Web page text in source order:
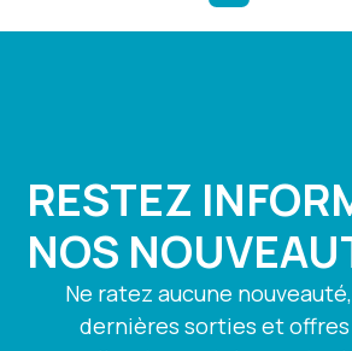
RESTEZ
NOS
Ne ratez aucune
dernières sorties et offres